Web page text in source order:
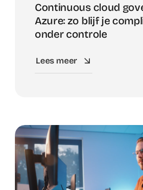
Continuous cloud
Azure: zo blijf je
onder controle
Lees meer